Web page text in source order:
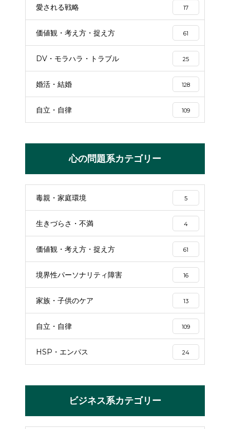
愛される戦略 17
価値観・考え方・捉え方 61
DV・モラハラ・トラブル 25
婚活・結婚 128
自立・自律 109
心の問題系カテゴリー
毒親・家庭環境 5
生きづらさ・不満 4
価値観・考え方・捉え方 61
境界性パーソナリティ障害 16
家族・子供のケア 13
自立・自律 109
HSP・エンパス 24
ビジネス系カテゴリー